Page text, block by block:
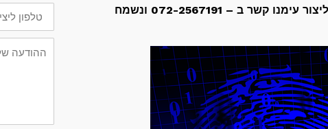
משמעותיים לפוגע (המפרסם) – לקבלת ייעוץ משפטי ראשוני, ניתן ליצור עימנו קשר ב – 072-2567191 ונשמח
טלפון
ליצירת
קשר
ההודעה
שלך: